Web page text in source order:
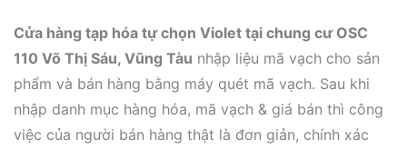
Cửa hàng tạp hóa tự chọn Violet tại chung cư OSC
110 Võ Thị Sáu, Vũng Tàu nhập liệu mã vạch cho sản
phẩm và bán hàng bằng máy quét mã vạch. Sau khi
nhập danh mục hàng hóa, mã vạch & giá bán thì công
việc của người bán hàng thật là đơn giản, chính xác